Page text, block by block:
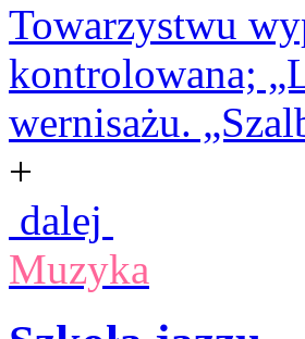
Towarzystwu
kontrolowana;
wernisażu.
+
dalej
Muzyka